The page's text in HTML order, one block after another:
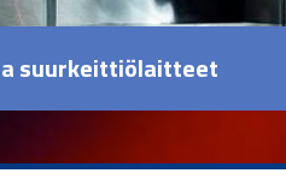
suurkeittiölaitteet